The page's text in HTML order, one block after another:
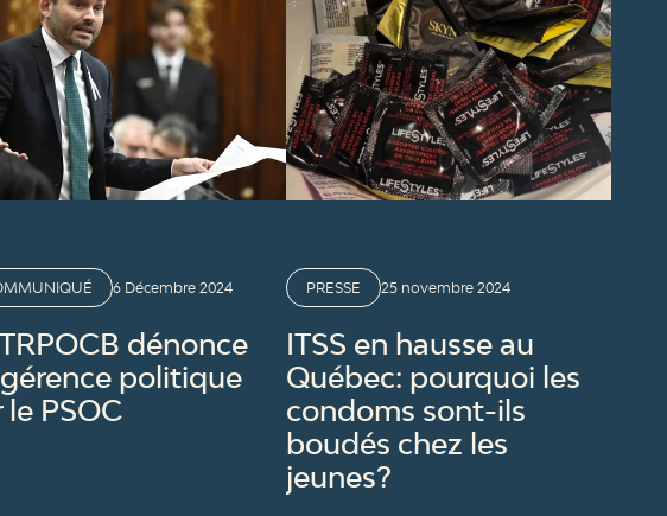
6 Décembre 2024
dénonce
politique
le PSOC
PRESSE 25 novembre 2024
ITSS en hausse au
Québec: pourquoi les
condoms sont-ils
boudés chez les
jeunes?